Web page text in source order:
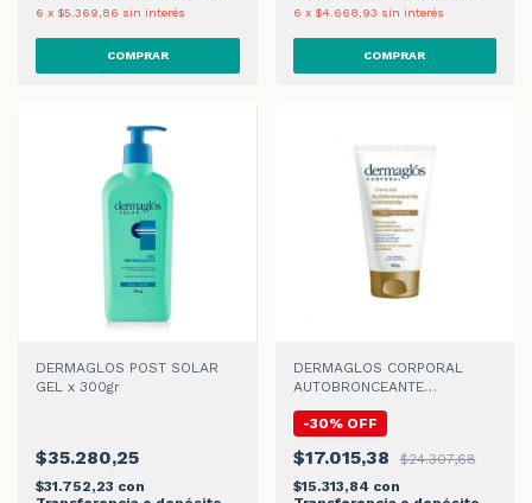
6 x $5.369,86 sin interés 6 x $4.668,93 sin interés
DERMAGLOS POST SOLAR
GEL x 300gr
$35.280,25
$31.752,23 con
DERMAGLOS CORPORAL
AUTOBRONCEANTE
-30% OFF
$17.015,38
$24.307,68
$15.313,84 con